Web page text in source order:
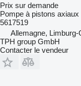
Prix sur demande
Pompe à pistons axiaux
5617519
Allemagne, Limburg-
TPH group GmbH
Contacter le vendeur